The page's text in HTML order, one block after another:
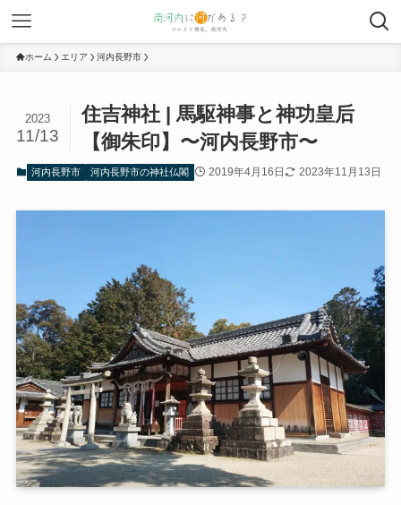
ホーム エリア 河内長野市
住吉神社 | 馬駆神事と神功皇后
【御朱印】〜河内長野市〜
2023
11/13
河内長野市 河内長野市の神社仏閣 2019年4月16日 2023年11月13日